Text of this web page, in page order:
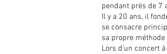
pendant près de 7
Il y a 20 ans, il
se consacre
sa propre méthode
Lors d’un concert